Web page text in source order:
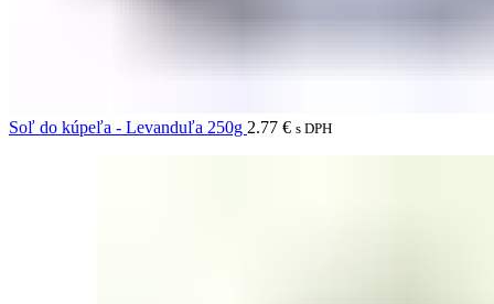
Soľ do kúpeľa - Levanduľa 250g 2.77 € s DPH